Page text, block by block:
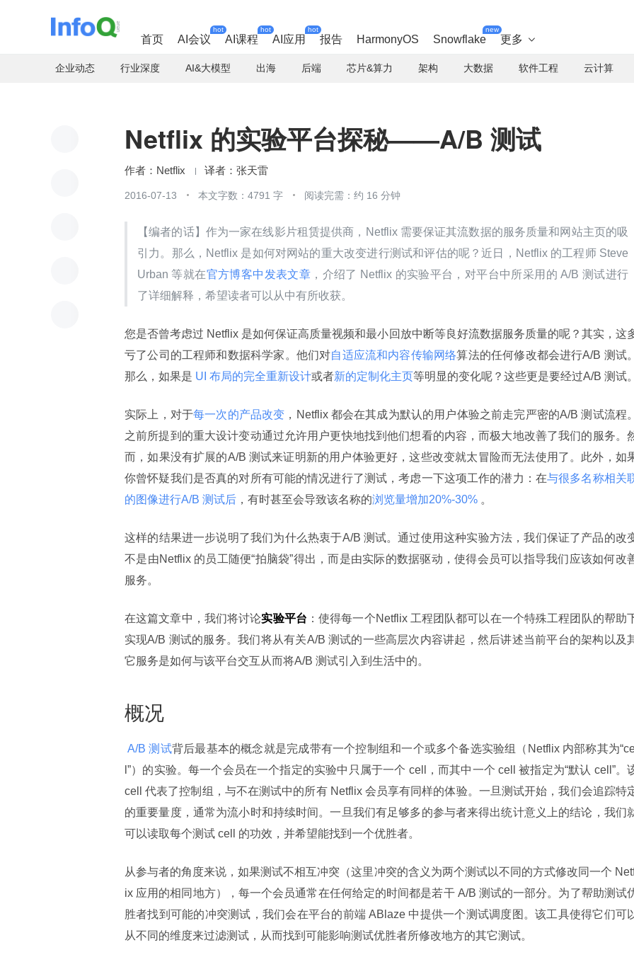
首页 AI会议
hot
AI课程
hot
AI应用
hot
报告 HarmonyOS Snowflake
new
更多 
企业动态 行业深度 AI&大模型 出海 后端 芯片&算力 架构 大数据 软件工程 云计算
Netflix 的实验平台探秘——A/B 测试
Netflix 张天雷
2016-07-13 本文字数：4791 字 阅读完需：约 16 分钟
【编者的话】作为一家在线影片租赁提供商，Netflix 需要保证其流数据的服务质量和网站主页的吸
引力。那么，Netflix 是如何对网站的重大改变进行测试和评估的呢？近日，Netflix 的工程师 Steve
Urban 等就在官方博客中发表文章 ，介绍了 Netflix 的实验平台，对平台中所采用的 A/B 测试进行
了详细解释，希望读者可以从中有所收获。
您是否曾考虑过 Netflix 是如何保证高质量视频和最小回放中断等良好流数据服务质量的呢？其实，这
亏了公司的工程师和数据科学家。他们对自适应流和内容传输网络算法的任何修改都会进行A/B 测试
那么，如果是 UI 布局的完全重新设计或者新的定制化主页等明显的变化呢？这些更是要经过A/B 测试
实际上，对于每一次的产品改变 ，Netflix 都会在其成为默认的用户体验之前走完严密的A/B 测试流程
之前所提到的重大设计变动通过允许用户更快地找到他们想看的内容，而极大地改善了我们的服务。
而，如果没有扩展的A/B 测试来证明新的用户体验更好，这些改变就太冒险而无法使用了。此外，如
你曾怀疑我们是否真的对所有可能的情况进行了测试，考虑一下这项工作的潜力：在与很多名称相关
的图像进行A/B 测试后 ，有时甚至会导致该名称的浏览量增加20%-30% 。
这样的结果进一步说明了我们为什么热衷于A/B 测试。通过使用这种实验方法，我们保证了产品的改
不是由Netflix 的员工随便“拍脑袋”得出，而是由实际的数据驱动，使得会员可以指导我们应该如何改
服务。
在这篇文章中，我们将讨论实验平台 ：使得每一个Netflix 工程团队都可以在一个特殊工程团队的帮助
实现A/B 测试的服务。我们将从有关A/B 测试的一些高层次内容讲起，然后讲述当前平台的架构以及
它服务是如何与该平台交互从而将A/B 测试引入到生活中的。
概况
A/B 测试背后最基本的概念就是完成带有一个控制组和一个或多个备选实验组（Netflix 内部称其为
l”）的实验。每一个会员在一个指定的实验中只属于一个 cell，而其中一个 cell 被指定为“默认 cell”。
cell 代表了控制组，与不在测试中的所有 Netflix 会员享有同样的体验。一旦测试开始，我们会追踪特
的重要量度，通常为流小时和持续时间。一旦我们有足够多的参与者来得出统计意义上的结论，我们
可以读取每个测试 cell 的功效，并希望能找到一个优胜者。
从参与者的角度来说，如果测试不相互冲突（这里冲突的含义为两个测试以不同的方式修改同一个
ix 应用的相同地方），每一个会员通常在任何给定的时间都是若干 A/B 测试的一部分。为了帮助测试
胜者找到可能的冲突测试，我们会在平台的前端 ABlaze 中提供一个测试调度图。该工具使得它们可
从不同的维度来过滤测试，从而找到可能影响测试优胜者所修改地方的其它测试。